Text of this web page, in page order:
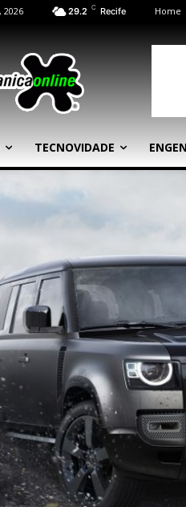
2026 29.2 C Recife Home
TECNOVIDADE